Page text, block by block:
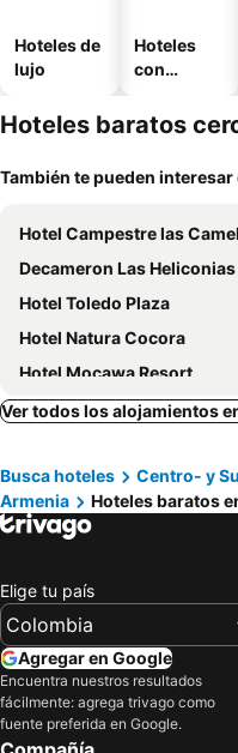
Hoteles de
lujo
Hoteles
con
Hoteles baratos
También te pueden
Hotel Campestre las
Decameron Las Heliconias
Hotel Toledo Plaza
Hotel Natura Cocora
Hotel Mocawa Resort
Finca Hotel Valparaiso
Hotel Salento Real Eje
Hotel San Jeronimo
Isa Victory Hotel Boutique
MuchoSur Filandia
Hotel El Cielo en la Tierra
Hotel Confortel
Ecohotel Alma
Hotel Aires del Quindío Armenia
Ver todos los alojamientos
Busca hoteles Centro- y
Armenia
Hoteles baratos
Elige tu país
Agregar en Google
Encuentra nuestros resultados
fácilmente: agrega trivago como
fuente preferida en Google.